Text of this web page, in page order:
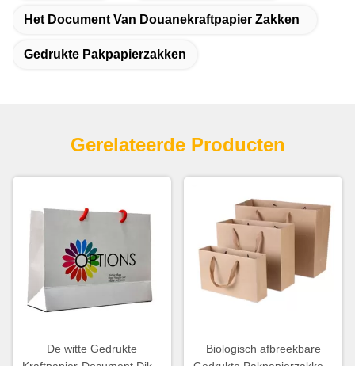
Het Document Van Douanekraftpapier Zakken
Gedrukte Pakpapierzakken
Gerelateerde Producten
De witte Gedrukte
Biologisch afbreekbare